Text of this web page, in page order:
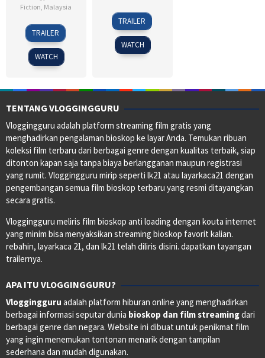
Fiction Malaysia
2
Aug
2019
Nizam
Razak
TRAILER
WATCH
3
Mar
2016
Nizam
Razak
TRAILER
WATCH
TENTANG VLOGGINGGURU
Vloggingguru adalah platform streaming film gratis yang
menghadirkan pengalaman bioskop ke layar Anda. Temukan ribuan
koleksi film terbaru dari berbagai genre dengan kualitas terbaik, siap
ditonton kapan saja tanpa biaya berlangganan maupun registrasi
yang rumit. Vloggingguru mirip seperti lk21 atau layarkaca21 dengan
pengembangan semua film bioskop terbaru yang resmi ditayangkan
secara gratis.
Vloggingguru meliris film bioskop anti loading dengan kouta internet
yang minim bisa menyaksikan streaming bioskop favorit kalian.
rebahin, layarkaca 21, dan lk21 telah diliris disini. dapatkan tayangan
trailernya.
APA ITU VLOGGINGGURU?
Vloggingguru adalah platform hiburan online yang menghadirkan
berbagai informasi seputar dunia bioskop dan film streamingdari
berbagai genre dan negara. Website ini dibuat untuk penikmat film
yang ingin menemukan tontonan menarik dengan tampilan
sederhana dan mudah digunakan.